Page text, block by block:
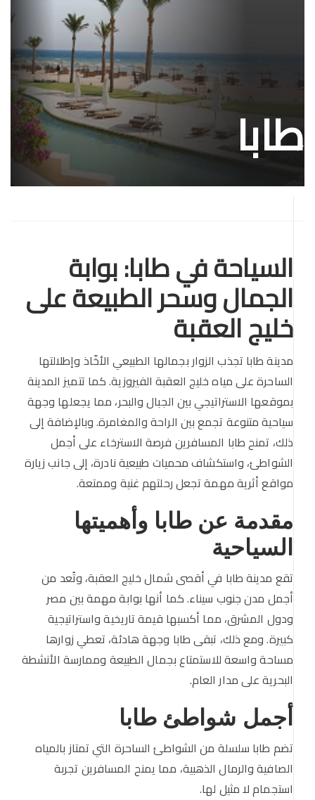
طابا
السياحة في طابا: بوابة
الجمال وسحر الطبيعة على
خليج العقبة
مدينة طابا تجذب الزوار بجمالها الطبيعي الأخّاذ وإطلالتها
الساحرة على مياه خليج العقبة الفيروزية. كما تتميز المدينة
بموقعها الاستراتيجي بين الجبال والبحر، مما يجعلها وجهة
سياحية متنوعة تجمع بين الراحة والمغامرة. وبالإضافة إلى
ذلك، تمنح طابا المسافرين فرصة الاسترخاء على أجمل
الشواطئ، واستكشاف محميات طبيعية نادرة، إلى جانب زيارة
مواقع أثرية مهمة تجعل رحلتهم غنية وممتعة.
مقدمة عن طابا وأهميتها
السياحية
تقع مدينة طابا في أقصى شمال خليج العقبة، وتُعد من
أجمل مدن جنوب سيناء. كما أنها بوابة مهمة بين مصر
ودول المشرق، مما أكسبها قيمة تاريخية واستراتيجية
كبيرة. ومع ذلك، تبقى طابا وجهة هادئة، تعطي زوارها
مساحة واسعة للاستمتاع بجمال الطبيعة وممارسة الأنشطة
البحرية على مدار العام.
أجمل شواطئ طابا
تضم طابا سلسلة من الشواطئ الساحرة التي تمتاز بالمياه
الصافية والرمال الذهبية، مما يمنح المسافرين تجربة
استجمام لا مثيل لها.